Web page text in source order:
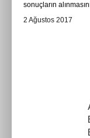
sonuçların
2 Ağustos 2017